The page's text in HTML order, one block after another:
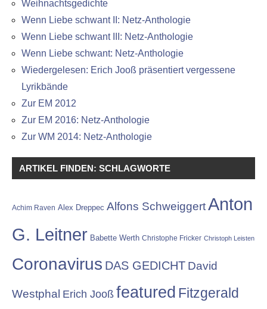
Weihnachtsgedichte
Wenn Liebe schwant II: Netz-Anthologie
Wenn Liebe schwant III: Netz-Anthologie
Wenn Liebe schwant: Netz-Anthologie
Wiedergelesen: Erich Jooß präsentiert vergessene
Lyrikbände
Zur EM 2012
Zur EM 2016: Netz-Anthologie
Zur WM 2014: Netz-Anthologie
ARTIKEL FINDEN: SCHLAGWORTE
Achim Raven Alex Dreppec Alfons Schweiggert Anton
G. Leitner Babette Werth Christophe Fricker Christoph Leisten
Coronavirus DAS GEDICHT David
Westphal Erich Jooß featured Fitzgerald